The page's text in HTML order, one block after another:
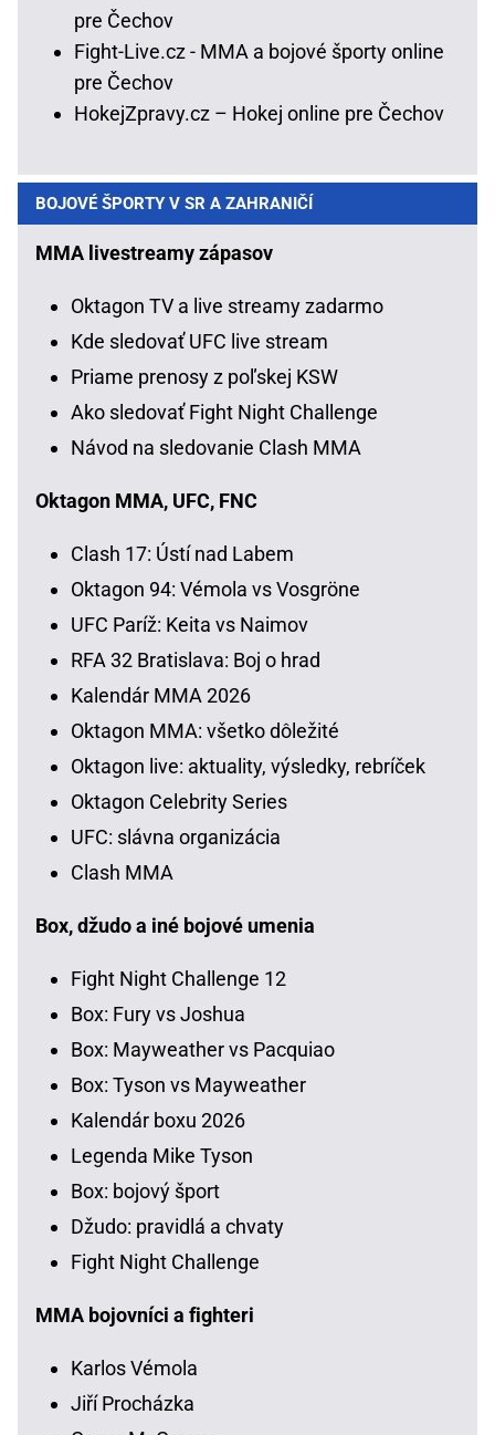
pre Čechov
Fight-Live.cz - MMA a bojové športy online
pre Čechov
HokejZpravy.cz – Hokej online pre Čechov
BOJOVÉ ŠPORTY V SR A ZAHRANIČÍ
MMA livestreamy zápasov
Oktagon TV a live streamy zadarmo
Kde sledovať UFC live stream
Priame prenosy z poľskej KSW
Ako sledovať Fight Night Challenge
Návod na sledovanie Clash MMA
Oktagon MMA, UFC, FNC
Clash 17: Ústí nad Labem
Oktagon 94: Vémola vs Vosgröne
UFC Paríž: Keita vs Naimov
RFA 32 Bratislava: Boj o hrad
Kalendár MMA 2026
Oktagon MMA: všetko dôležité
Oktagon live: aktuality, výsledky, rebríček
Oktagon Celebrity Series
UFC: slávna organizácia
Clash MMA
Box, džudo a iné bojové umenia
Fight Night Challenge 12
Box: Fury vs Joshua
Box: Mayweather vs Pacquiao
Box: Tyson vs Mayweather
Kalendár boxu 2026
Legenda Mike Tyson
Box: bojový šport
Džudo: pravidlá a chvaty
Fight Night Challenge
MMA bojovníci a fighteri
Karlos Vémola
Jiří Procházka